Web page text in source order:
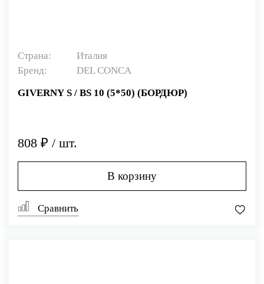
Страна:
Италия
Бренд:
DEL CONCA
GIVERNY S / BS 10 (5*50) (БОРДЮР)
808 ₽ / шт.
В корзину
Сравнить